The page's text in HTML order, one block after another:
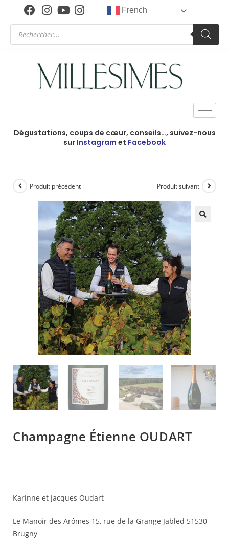
French
Dégustations, coups de cœur, conseils…, suivez-nous
sur Instagram et Facebook
Produit précédent Produit suivant
Champagne Étienne OUDART
Karinne et Jacques Oudart
Le Manoir des Arômes 15, rue de la Grange Jabled 51530
Brugny